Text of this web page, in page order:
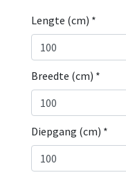
Lengte (cm) *
Breedte (cm) *
Diepgang (cm) *